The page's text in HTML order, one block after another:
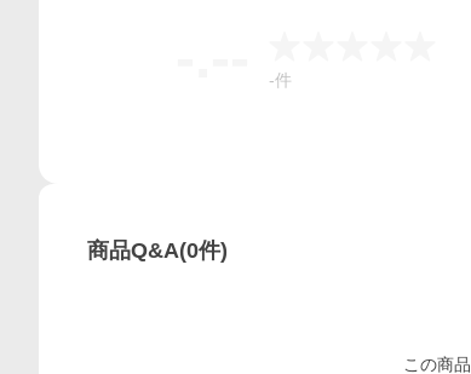
-件
商品Q&A(0件)
この商品